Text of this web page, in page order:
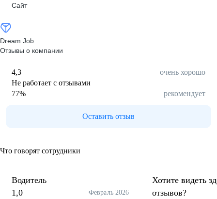
Сайт
Dream Job
Отзывы о компании
4,3
очень хорошо
Не работает с отзывами
77% рекомендует
Оставить отзыв
Что говорят сотрудники
Водитель
1,0
Февраль 2026
Хотите видеть
отзывов?